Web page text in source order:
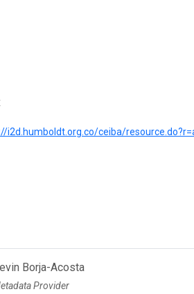
i2d.humboldt.org.co/ceiba/
Borja-Acosta
Provider